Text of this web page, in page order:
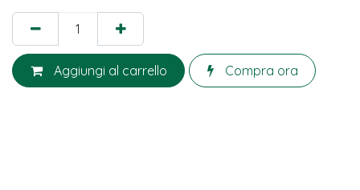
Aggiungi al carrello Compra ora